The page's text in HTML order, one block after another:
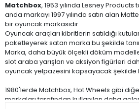
Matchbox, 1953 yılında Lesney
anda markayı 1997 yılında satın alan
bir oyuncak markasıdır.
Oyuncak araçları kibritlerin satıldığı
paketleyerek satan marka bu şekilde
Marka, daha büyük ölçekli döküm
slot araba yarışları ve aksiyon figürleri
oyuncak yelpazesini kapsayacak şekilde
1980'lerde Matchbox, Hot Wheels gibi
markaları tarafından kullanılan daha